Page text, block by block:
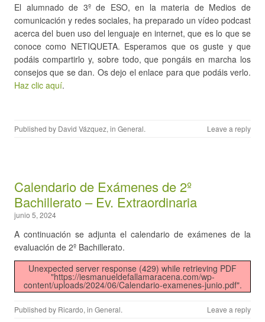
El alumnado de 3º de ESO, en la materia de Medios de
comunicación y redes sociales, ha preparado un vídeo podcast
acerca del buen uso del lenguaje en internet, que es lo que se
conoce como NETIQUETA. Esperamos que os guste y que
podáis compartirlo y, sobre todo, que pongáis en marcha los
consejos que se dan. Os dejo el enlace para que podáis verlo.
Haz clic aquí.
Published by David Vázquez, in General. Leave a reply
Calendario de Exámenes de 2º
Bachillerato – Ev. Extraordinaria
junio 5, 2024
A continuación se adjunta el calendario de exámenes de la
evaluación de 2º Bachillerato.
Unexpected server response (429) while retrieving PDF
"https://iesmanueldefallamaracena.com/wp-
content/uploads/2024/06/Calendario-examenes-junio.pdf".
Published by Ricardo, in General. Leave a reply